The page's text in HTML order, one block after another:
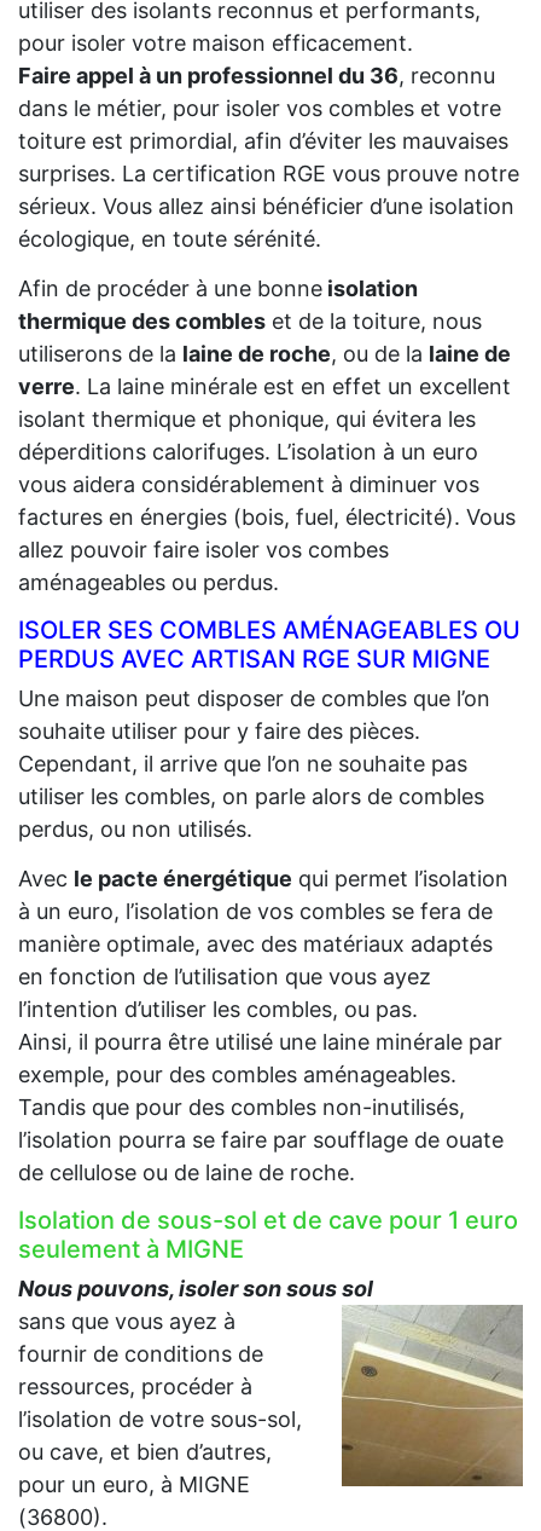
utiliser des isolants reconnus et performants,
pour isoler votre maison efficacement.
Faire appel à un professionnel du 36, reconnu
dans le métier, pour isoler vos combles et votre
toiture est primordial, afin d’éviter les mauvaises
surprises. La certification RGE vous prouve notre
sérieux. Vous allez ainsi bénéficier d’une isolation
écologique, en toute sérénité.
Afin de procéder à une bonne isolation
thermique des combles et de la toiture, nous
utiliserons de la laine de roche, ou de la laine de
verre. La laine minérale est en effet un excellent
isolant thermique et phonique, qui évitera les
déperditions calorifuges. L’isolation à un euro
vous aidera considérablement à diminuer vos
factures en énergies (bois, fuel, électricité). Vous
allez pouvoir faire isoler vos combes
aménageables ou perdus.
ISOLER SES COMBLES AMÉNAGEABLES OU
PERDUS AVEC ARTISAN RGE SUR MIGNE
Une maison peut disposer de combles que l’on
souhaite utiliser pour y faire des pièces.
Cependant, il arrive que l’on ne souhaite pas
utiliser les combles, on parle alors de combles
perdus, ou non utilisés.
Avec le pacte énergétique qui permet l’isolation
à un euro, l’isolation de vos combles se fera de
manière optimale, avec des matériaux adaptés
en fonction de l’utilisation que vous ayez
l’intention d’utiliser les combles, ou pas.
Ainsi, il pourra être utilisé une laine minérale par
exemple, pour des combles aménageables.
Tandis que pour des combles non-inutilisés,
l’isolation pourra se faire par soufflage de ouate
de cellulose ou de laine de roche.
Isolation de sous-sol et de cave pour 1 euro
seulement à MIGNE
Nous pouvons, isoler son sous sol
sans que vous ayez à
fournir de conditions de
ressources, procéder à
l’isolation de votre sous-sol,
ou cave, et bien d’autres,
pour un euro, à MIGNE
(36800).